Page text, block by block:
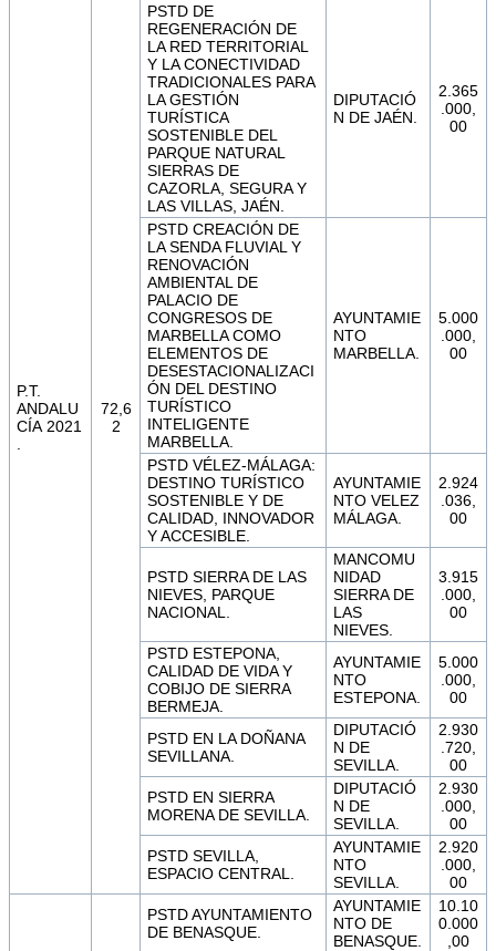
P.T.
ANDALU
CÍA 2021
72,6
2
PSTD DE
REGENERACIÓN DE
LA RED TERRITORIAL
Y LA CONECTIVIDAD
TRADICIONALES PARA
LA GESTIÓN
TURÍSTICA
SOSTENIBLE DEL
PARQUE NATURAL
SIERRAS DE
CAZORLA, SEGURA Y
LAS VILLAS, JAÉN.
DIPUTACIÓ
N DE JAÉN.
2.365
.000,
00
PSTD CREACIÓN DE
LA SENDA FLUVIAL Y
RENOVACIÓN
AMBIENTAL DE
PALACIO DE
CONGRESOS DE
MARBELLA COMO
ELEMENTOS DE
DESESTACIONALIZACI
ÓN DEL DESTINO
TURÍSTICO
INTELIGENTE
MARBELLA.
AYUNTAMIE
NTO
MARBELLA.
5.000
.000,
00
PSTD VÉLEZ-MÁLAGA:
DESTINO TURÍSTICO
SOSTENIBLE Y DE
CALIDAD, INNOVADOR
Y ACCESIBLE.
AYUNTAMIE
NTO VELEZ
MÁLAGA.
2.924
.036,
00
PSTD SIERRA DE LAS
NIEVES, PARQUE
NACIONAL.
MANCOMU
NIDAD
SIERRA DE
LAS
NIEVES.
3.915
.000,
00
PSTD ESTEPONA,
CALIDAD DE VIDA Y
COBIJO DE SIERRA
BERMEJA.
AYUNTAMIE
NTO
ESTEPONA.
5.000
.000,
00
PSTD EN LA DOÑANA
SEVILLANA.
DIPUTACIÓ
N DE
SEVILLA.
2.930
.720,
00
PSTD EN SIERRA
MORENA DE SEVILLA.
DIPUTACIÓ
N DE
SEVILLA.
2.930
.000,
00
PSTD SEVILLA,
ESPACIO CENTRAL.
AYUNTAMIE
NTO
SEVILLA.
2.920
.000,
00
PSTD AYUNTAMIENTO
DE BENASQUE.
AYUNTAMIE
NTO DE
BENASQUE.
10.10
0.000
,00